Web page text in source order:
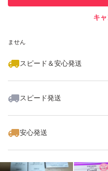
ません
スピード＆安心発送
スピード発送
安心発送
キ